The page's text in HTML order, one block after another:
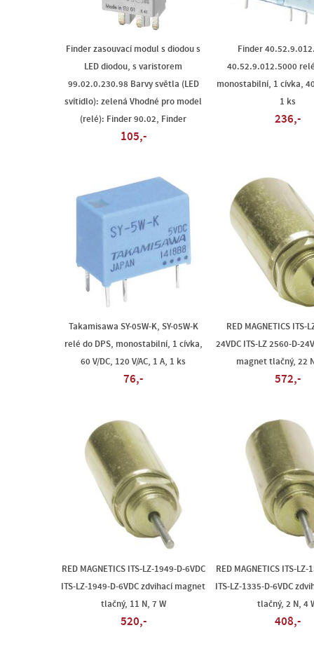
Finder zasouvací modul s diodou s
LED diodou, s varistorem
99.02.0.230.98 Barvy světla (LED
svítidlo): zelená Vhodné pro model
(relé): Finder 90.02, Finder
105,-
Finder
40.52.9.012.5000
monostabilní, 1 cívka,
1 ks
236,-
Takamisawa SY-05W-K, SY-05W-K
relé do DPS, monostabilní, 1 cívka,
60 V/DC, 120 V/AC, 1 A, 1 ks
76,-
RED MAGNETICS ITS-
24VDC ITS-LZ 2560-D-
magnet tlačný, 22
572,-
RED MAGNETICS ITS-LZ-1949-D-6VDC
ITS-LZ-1949-D-6VDC zdvihací magnet
tlačný, 11 N, 7 W
520,-
RED MAGNETICS ITS-LZ-
ITS-LZ-1335-D-6VDC
tlačný, 2 N, 4
408,-